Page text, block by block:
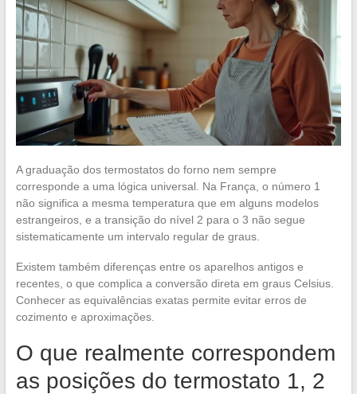
A graduação dos termostatos do forno nem sempre
corresponde a uma lógica universal. Na França, o número 1
não significa a mesma temperatura que em alguns modelos
estrangeiros, e a transição do nível 2 para o 3 não segue
sistematicamente um intervalo regular de graus.
Existem também diferenças entre os aparelhos antigos e
recentes, o que complica a conversão direta em graus Celsius.
Conhecer as equivalências exatas permite evitar erros de
cozimento e aproximações.
O que realmente correspondem
as posições do termostato 1, 2